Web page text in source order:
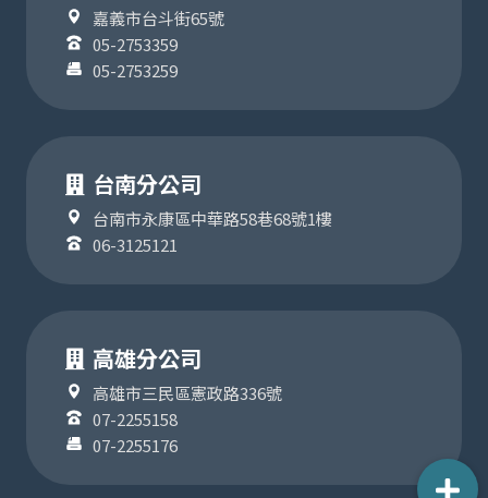
嘉義市台斗街65號
05-2753359
05-2753259
台南分公司
台南市永康區中華路58巷68號1樓
06-3125121
高雄分公司
高雄市三民區憲政路336號
07-2255158
07-2255176